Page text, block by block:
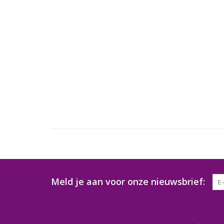
Meld je aan voor onze nieuwsbrief: